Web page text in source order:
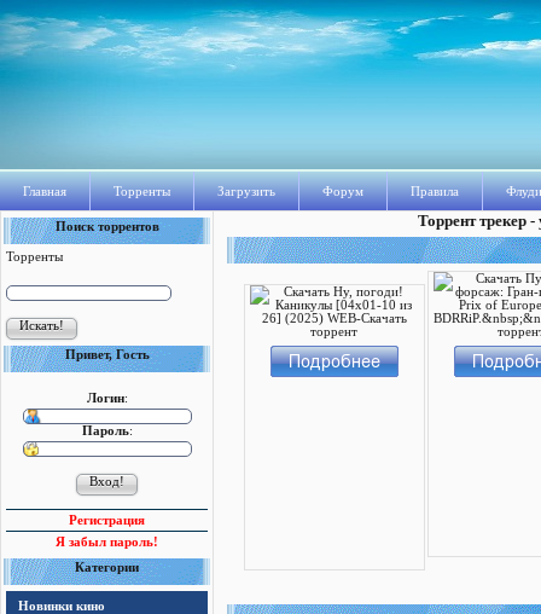
Главная Торренты Загрузить Форум Правила
Поиск торрентов
Торренты
Привет, Гость
Логин:
Пароль:
Регистрация
Я забыл пароль!
Категории
Новинки кино
Торрент трекер